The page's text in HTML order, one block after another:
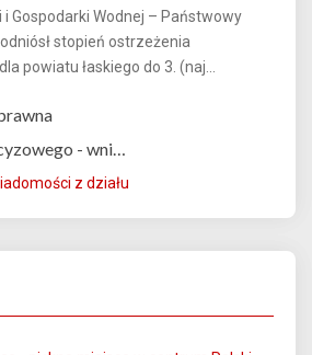
Gospodarki Wodnej – Państwowy
stopień ostrzeżenia
powiatu łaskiego do 3. (naj...
- wni…
z działu